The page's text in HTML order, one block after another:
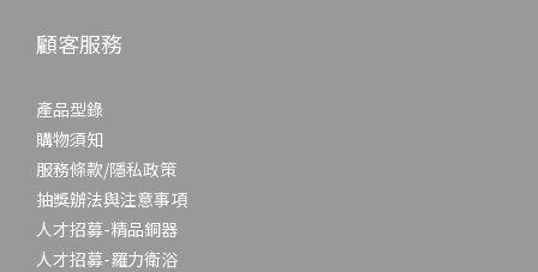
顧客服務
產品型錄
購物須知
服務條款/隱私政策
抽獎辦法與注意事項
人才招募-精品銅器
人才招募-羅力衛浴